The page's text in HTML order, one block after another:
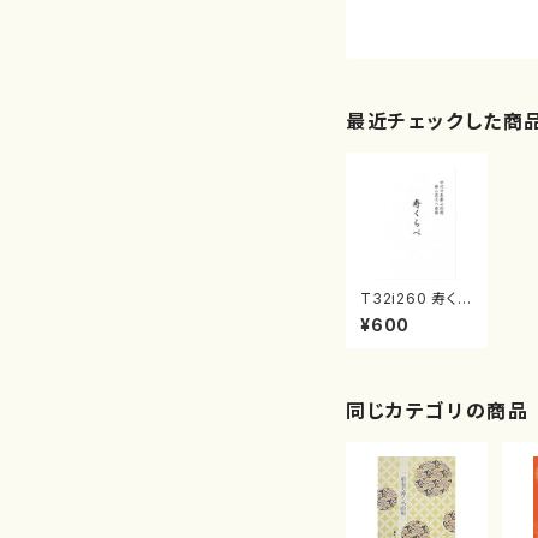
最近チェックした商
T32i260 寿くら
べ（尺八/二世 山
木検校/楽譜）都
¥600
同じカテゴリの商品